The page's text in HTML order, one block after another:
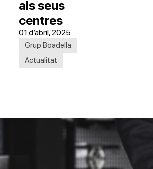
als seus
centres
01 d’abril, 2025
Grup Boadella
Actualitat